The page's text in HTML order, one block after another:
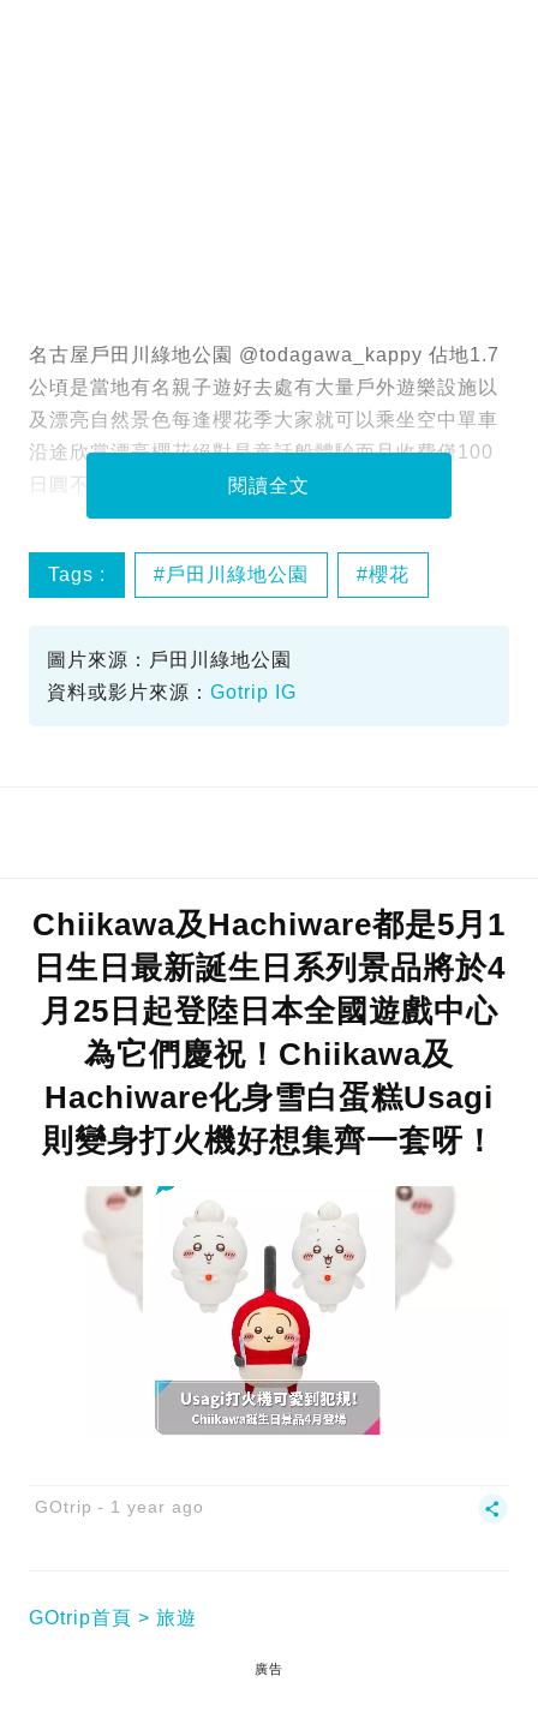
名古屋戶田川綠地公園 @todagawa_kappy 佔地1.7
公頃是當地有名親子遊好去處有大量戶外遊樂設施以
及漂亮自然景色每逢櫻花季大家就可以乘坐空中單車
沿途欣賞漂亮櫻花絕對是童話般體驗而且收費僅100
日圓不能不去吧！
閱讀全文
Tags : 戶田川綠地公園 櫻花
圖片來源：戶田川綠地公園
資料或影片來源： Gotrip IG
Chiikawa及Hachiware都是5月1
日生日最新誕生日系列景品將於4
月25日起登陸日本全國遊戲中心
為它們慶祝！Chiikawa及
Hachiware化身雪白蛋糕Usagi
則變身打火機好想集齊一套呀！
GOtrip 1 year ago
GOtrip首頁 旅遊
廣告